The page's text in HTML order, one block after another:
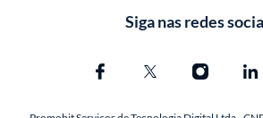
Siga nas redes